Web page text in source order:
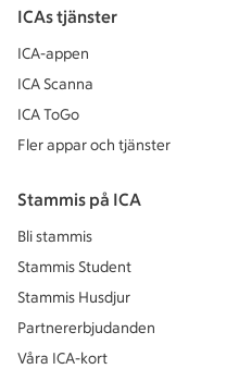
ICAs tjänster
ICA-appen
ICA Scanna
ICA ToGo
Fler appar och tjänster
Stammis på ICA
Bli stammis
Stammis Student
Stammis Husdjur
Partnererbjudanden
Våra ICA-kort